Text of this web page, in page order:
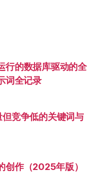
行的数据库驱动的全
词全记录
竞争低的关键词与
创作（2025年版）